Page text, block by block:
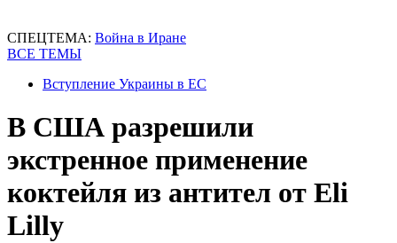
СПЕЦТЕМА: Война в Иране
ВСЕ ТЕМЫ
Вступление Украины в ЕС
В США разрешили
экстренное применение
коктейля из антител от Eli
Lilly